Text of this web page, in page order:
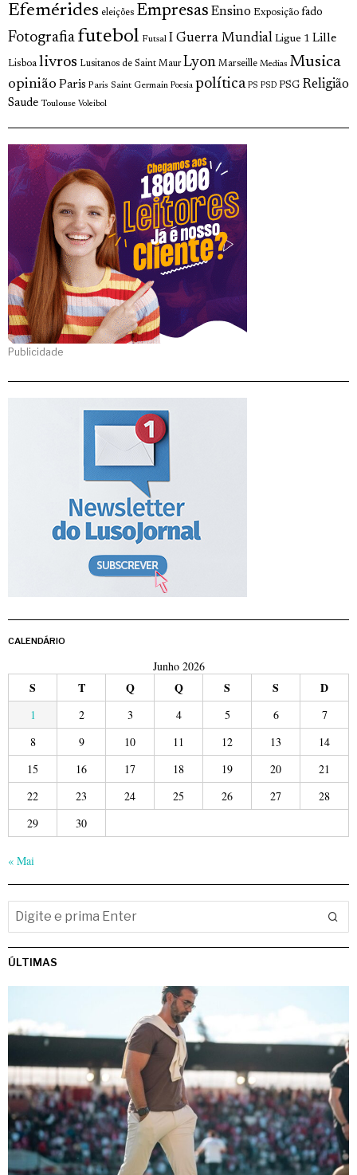
Efemérides eleições Empresas Ensino Exposição fado
Fotografia futebol Futsal I Guerra Mundial Ligue 1 Lille
Lisboa livros Lusitanos de Saint Maur Lyon Marseille Medias Musica
opinião Paris Paris Saint Germain Poesia política PS PSD PSG Religião
Saude Toulouse Voleibol
Publicidade
CALENDÁRIO
Junho 2026
S T Q Q S S D
1 2 3 4 5 6
7
8
9 10 11 12 13
14
15
16 17 18 19 20
21
22
23 24 25 26 27
28
29
30
« Mai
ÚLTIMAS